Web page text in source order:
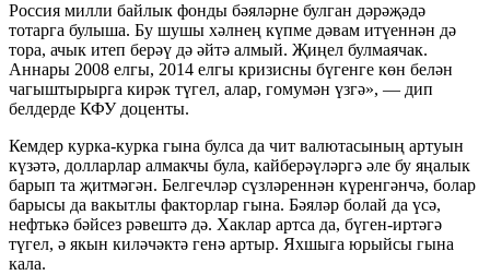
Россия милли байлык фонды бәяләрне булган дәрәҗәдә
тотарга булыша. Бу шушы хәлнең күпме дәвам итүеннән дә
тора, ачык итеп берәү дә әйтә алмый. Җиңел булмаячак.
Аннары 2008 елгы, 2014 елгы кризисны бүгенге көн белән
чагыштырырга кирәк түгел, алар, гомумән үзгә», — дип
белдерде КФУ доценты.
Кемдер курка-курка гына булса да чит валютасының артуын
күзәтә, долларлар алмакчы була, кайберәүләргә әле бу яңалык
барып та җитмәгән. Белгечләр сүзләреннән күренгәнчә, болар
барысы да вакытлы факторлар гына. Бәяләр болай да үсә,
нефтькә бәйсез рәвештә дә. Хаклар артса да, бүген-иртәгә
түгел, ә якын киләчәктә генә артыр. Яхшыга юрыйсы гына
кала.